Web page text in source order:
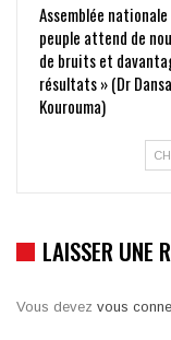
Assemblée nationale
peuple attend de
de bruits et
résultats » (Dr Dansa
Kourouma)
LAISSER UNE
Vous devez vous